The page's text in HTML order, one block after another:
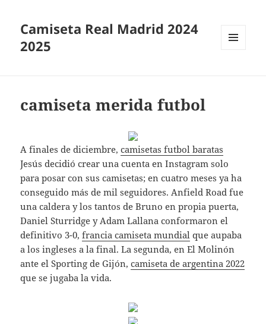
Camiseta Real Madrid 2024
2025
camiseta merida futbol
A finales de diciembre,camisetas futbol baratas
Jesús decidió crear una cuenta en Instagram solo
para posar con sus camisetas; en cuatro meses ya ha
conseguido más de mil seguidores. Anfield Road fue
una caldera y los tantos de Bruno en propia puerta,
Daniel Sturridge y Adam Lallana conformaron el
definitivo 3-0,francia camiseta mundial que aupaba
a los ingleses a la final. La segunda, en El Molinón
ante el Sporting de Gijón,camiseta de argentina 2022
que se jugaba la vida.